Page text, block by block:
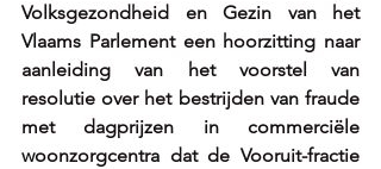
Volksgezondheid en Gezin van het
Vlaams Parlement een hoorzitting naar
aanleiding van het voorstel van
resolutie over het bestrijden van fraude
met dagprijzen in commerciële
woonzorgcentra dat de Vooruit-fractie